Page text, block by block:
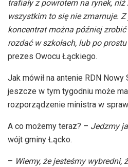
trafiały z powrotem na rynek,
wszystkim to się nie zmarnuje.
koncentrat można później
rozdać w szkołach, lub po
prezes Owocu Łąckiego.
Jak mówił na antenie RDN Nowy
jeszcze w tym tygodniu może
rozporządzenie ministra w
A co możemy teraz? – Jedzmy
wójt gminy Łącko.
– Wiemy, że jesteśmy wybredni,